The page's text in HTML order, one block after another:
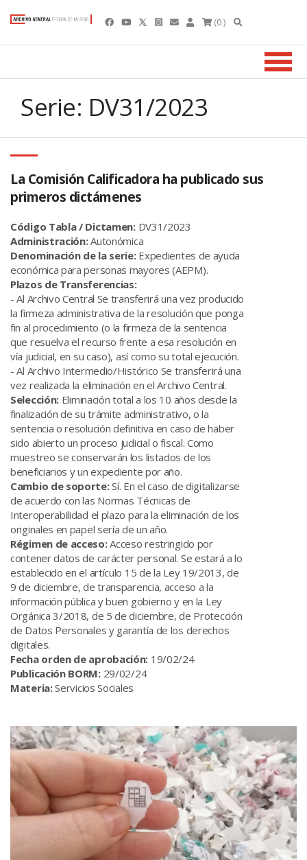
(0 )
Serie: DV31/2023
La Comisión Calificadora ha publicado sus
primeros dictámenes
Código Tabla / Dictamen:DV31/2023
Administración:Autonómica
Denominación de la serie:Expedientes de ayuda
económica para personas mayores (AEPM).
Plazos de Transferencias:
- Al Archivo Central Se transferirá una vez producido
la firmeza administrativa de la resolución que ponga
fin al procedimiento (o la firmeza de la sentencia
que resuelva el recurso frente a esa resolución en
vía judicial, en su caso), así como su total ejecución.
- Al Archivo Intermedio/Histórico Se transferirá una
vez realizada la eliminación en el Archivo Central.
Selección: Eliminación total a los 10 años desde la
finalización de su trámite administrativo, o la
sentencia o resolución definitiva en caso de haber
sido abierto un proceso judicial o fiscal. Como
muestreo se conservarán los listados de los
beneficiarios y un expediente por año.
Cambio de soporte:Sí. En el caso de digitalizarse
de acuerdo con las Normas Técnicas de
Interoperabilidad el plazo para la eliminación de los
originales en papel sería de un año.
Régimen de acceso:Acceso restringido por
contener datos de carácter personal. Se estará a lo
establecido en el artículo 15 de la Ley 19/2013, de
9 de diciembre, de transparencia, acceso a la
información pública y buen gobierno y en la Ley
Orgánica 3/2018, de 5 de diciembre, de Protección
de Datos Personales y garantía de los derechos
digitales.
Fecha orden de aprobación: 19/02/24
Publicación BORM:29/02/24
Materia:Servicios Sociales